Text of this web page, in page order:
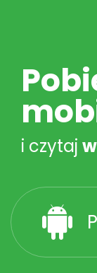
i czytaj